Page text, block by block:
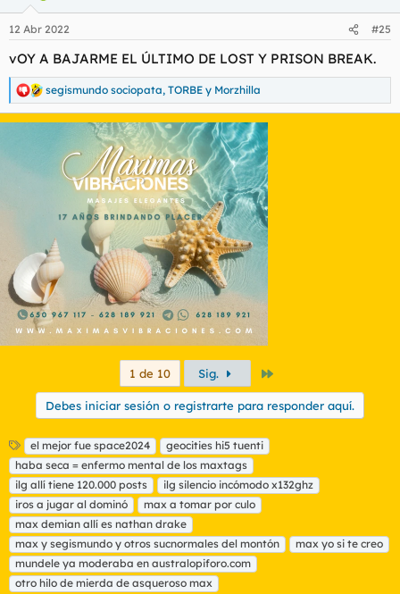
e
:
12 Abr 2022 #25
vOY A BAJARME EL ÚLTIMO DE LOST Y PRISON BREAK.
R
e
a
segismundo sociopata, TORBE y Morzhilla
1 de 10 Sig.
Debes iniciar sesión o registrarte para responder aquí.
E
t
i
q
u
e
t
a
s
el mejor fue space2024
geocities hi5 tuenti
haba seca = enfermo mental de los maxtags
ilg allí tiene 120.000 posts
ilg silencio incómodo x132ghz
iros a jugar al dominó
max a tomar por culo
max demian allí es nathan drake
max y segismundo y otros sucnormales del montón
max yo si te creo
mundele ya moderaba en australopiforo.com
otro hilo de mierda de asqueroso max